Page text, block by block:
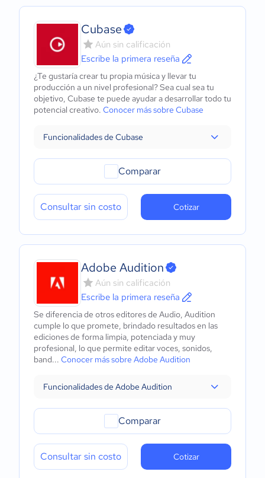
Cubase
Aún sin calificación
Escribe la primera reseña
¿Te gustaría crear tu propia música y llevar tu
producción a un nivel profesional? Sea cual sea tu
objetivo, Cubase te puede ayudar a desarrollar todo tu
potencial creativo. Conocer más sobre Cubase
Funcionalidades de Cubase
Comparar
Consultar sin costo Cotizar
Adobe Audition
Aún sin calificación
Escribe la primera reseña
Se diferencia de otros editores de Audio, Audition
cumple lo que promete, brindado resultados en las
ediciones de forma limpia, potenciada y muy
profesional, lo que permite editar voces, sonidos,
band... Conocer más sobre Adobe Audition
Funcionalidades de Adobe Audition
Comparar
Consultar sin costo Cotizar